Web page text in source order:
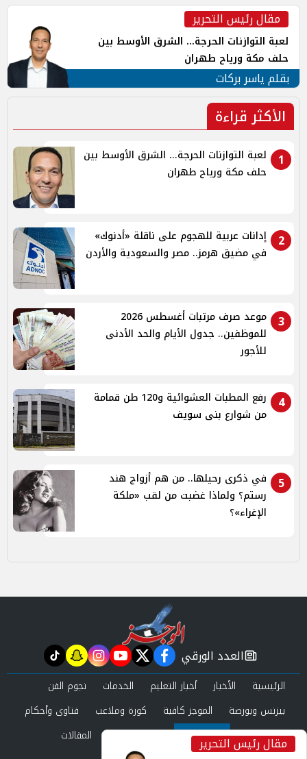
مقال رئيس التحرير
لعبة التوازنات الحرجة... الشرق الأوسط بين
حلف مكة ورياح طهران
بقلم ياسر بركات
الأكثر قراءة
1
لعبة التوازنات الحرجة... الشرق الأوسط بين
حلف مكة ورياح طهران
2
إدانات عربية للهجوم على ناقلة «أدنوك»
في مضيق هرمز.. مصر والسعودية والأردن
3
موعد صرف مرتبات أغسطس 2026
للموظفين.. جدول الأيام والحد الأدنى
للأجور
4
رفع المطبات العشوائية و120 طن قمامة
من شوارع بنى سويف
5
في ذكرى رحيلها.. من هم أزواج هند
رستم؟ ولماذا غضبت من لقب «ملكة
الإغراء»؟
مقال رئيس التحرير
newspaper
العدد الورقي facebook
twitter
youtube
instagram
snapchat
tiktok
الرئيسية الأخبار أخبار التعليم الخدمات
نجوم الفن
بيزنس وبورصة
الموجز كافية كورة وملاعب
فتاوى وأحكام
صحة وجمال
عرب وعالم حوادث ومحاكم
المقالات